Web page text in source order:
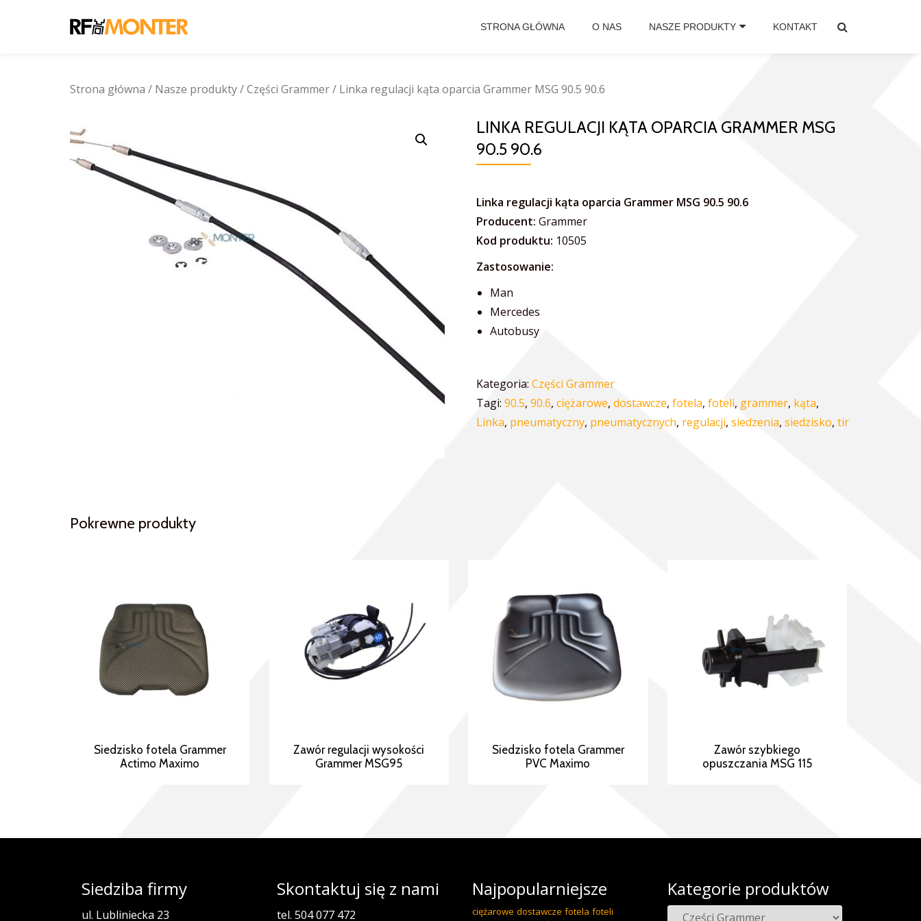
STRONA GŁÓWNA O NAS NASZE PRODUKTY KONTAKT
Strona główna / Nasze produkty/Części Grammer/ Linka regulacji kąta oparcia Grammer MSG 90.5 90.6
LINKA REGULACJI KĄTA OPARCIA GRAMMER MSG
90.5 90.6
Linka regulacji kąta oparcia Grammer MSG 90.5 90.6
Producent: Grammer
Kod produktu: 10505
Zastosowanie:
Man
Mercedes
Autobusy
Kategoria: Części Grammer
Tagi: 90.5, 90.6, ciężarowe, dostawcze, fotela, foteli, grammer, kąta,
Linka, pneumatyczny, pneumatycznych, regulacji, siedzenia, siedzisko, tir
Pokrewne produkty
Siedzisko fotela Grammer
Actimo Maximo
Zawór regulacji wysokości
Grammer MSG95
Siedzisko fotela Grammer
PVC Maximo
Zawór szybkiego
opuszczania MSG 115
Siedziba firmy
ul. Lubliniecka 23
Skontaktuj się z nami
tel. 504 077 472
Najpopularniejsze
ciężarowe dostawcze fotela foteli
Kategorie produktów